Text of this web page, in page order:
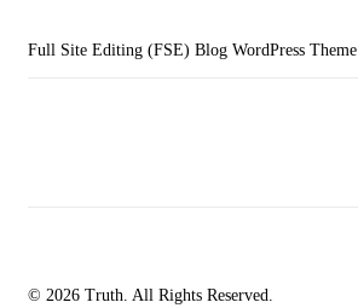
Full Site Editing (FSE) Blog WordPress Theme
© 2026 Truth. All Rights Reserved.